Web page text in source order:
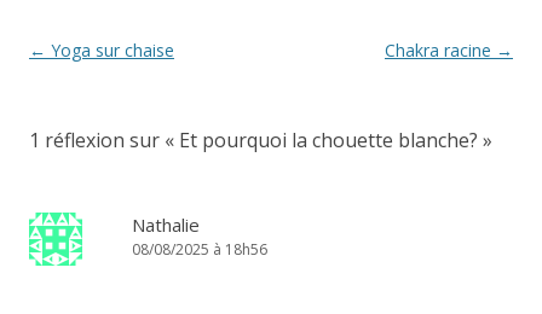
Navigation
← Yoga sur chaise Chakra racine →
1 réflexion sur « Et pourquoi la chouette blanche? »
Nathalie
08/08/2025 à 18h56